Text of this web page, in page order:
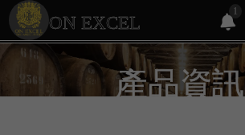
ON EXCEL
1
產品資訊